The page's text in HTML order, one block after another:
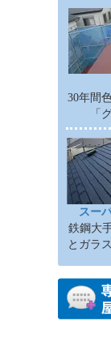
30年間
「
スー
鉄鋼大
とガラ